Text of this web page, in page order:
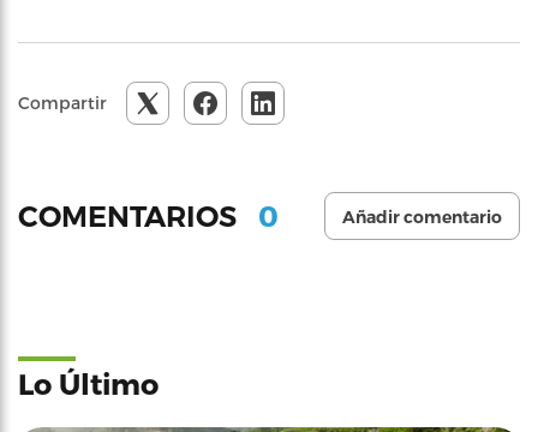
Compartir
COMENTARIOS 0 Añadir comentario
Lo Último